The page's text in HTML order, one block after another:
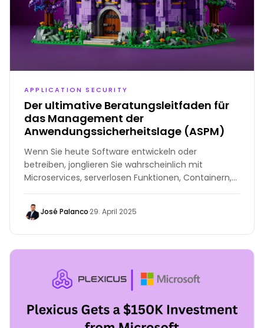
APPLICATION SECURITY
Der ultimative Beratungsleitfaden für
das Management der
Anwendungssicherheitslage (ASPM)
Wenn Sie heute Software entwickeln oder
betreiben, jonglieren Sie wahrscheinlich mit
Microservices, serverlosen Funktionen, Containern,
Drittanbieterpaketen und einer Flut von
Compliance-Checkboxen. Jedes bewegliche Teil
erzeugt eigene Ergebnisse, Dashboards und
weiß, dass Gefahr droht, kann sie aber nicht richtig
José Palanco·29. April 2025